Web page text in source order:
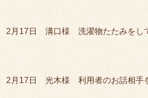
2月17日 溝口様 洗濯物たたみをし
2月17日 光木様 利用者のお話相手